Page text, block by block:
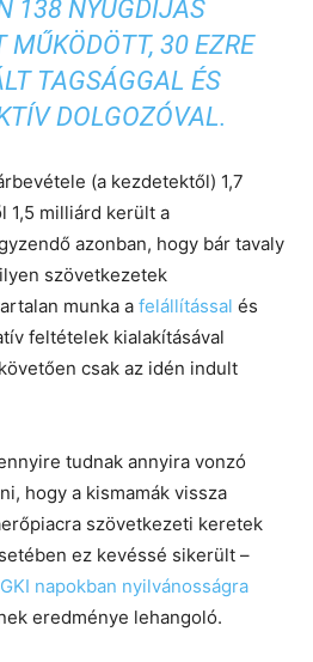
138 NYUGDÍJAS
MŰKÖDÖTT, 30 EZRE
TAGSÁGGAL ÉS
DOLGOZÓVAL.
(a kezdetektől) 1,7
1,5 milliárd került a
azonban, hogy bár tavaly
szövetkezetek
munka a felállítással és
feltételek kialakításával
csak az idén indult
tudnak annyira vonzó
hogy a kismamák vissza
szövetkezeti keretek
ez kevéssé sikerült –
GKI napokban nyilvánosságra
eredménye lehangoló.